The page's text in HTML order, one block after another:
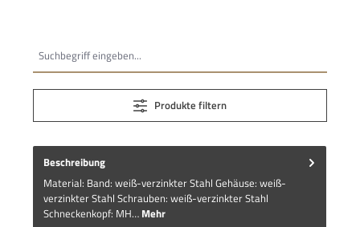
Produkte filtern
Beschreibung
Material: Band: weiß-verzinkter Stahl Gehäuse: weiß-
verzinkter Stahl Schrauben: weiß-verzinkter Stahl
Schneckenkopf: MH… Mehr